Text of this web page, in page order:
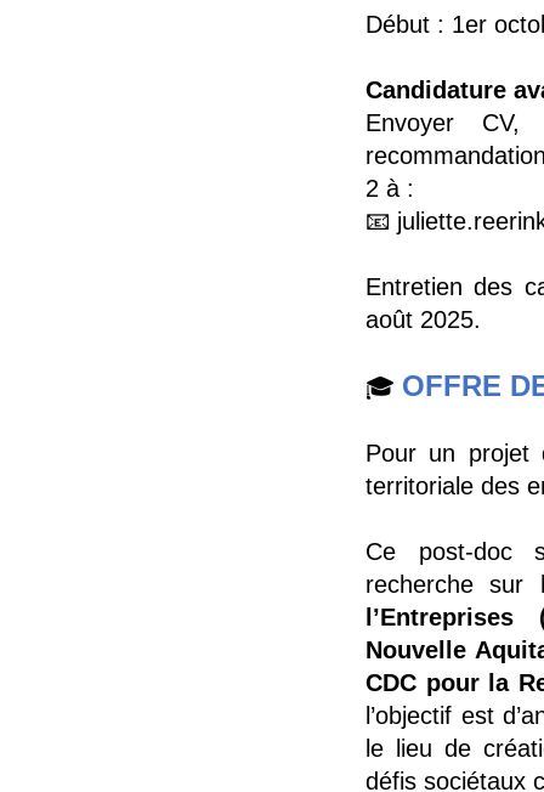
Début : 1er
Candidature
Envoyer
2 à :
📧
Entretien des
août 2025.
🎓 OFFRE
Pour un projet
territoriale des
Ce post-doc
recherche sur
Nouvelle
CDC pour la
l’objectif est
le lieu de
défis sociétaux